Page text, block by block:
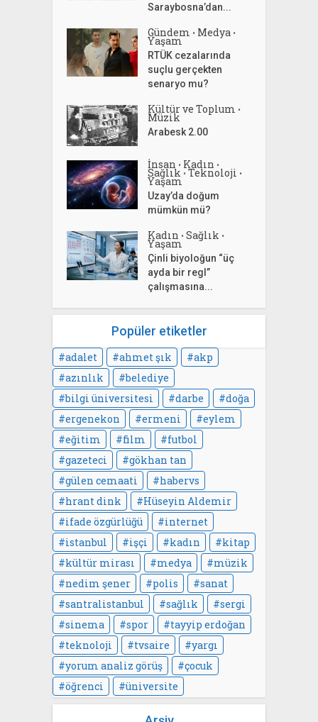
Saraybosna’dan...
Gündem • Medya •
Yaşam
RTÜK cezalarında
suçlu gerçekten
senaryo mu?
Kültür ve Toplum •
Müzik
Arabesk 2.00
İnsan • Kadın •
Sağlık • Teknoloji •
Yaşam
Uzay’da doğum
mümkün mü?
Kadın • Sağlık •
Yaşam
Çinli biyoloğun “üç
ayda bir regl”
çalışmasına...
Popüler etiketler
adalet ahmet şık
akp
azınlık
belediye
bilgi üniversitesi
darbe
doğa
ergenekon
ermeni
eylem
eğitim
film
futbol
gazeteci
gökhan tan
gülen cemaati
habervs
hrant dink
Hüseyin Aldemir
ifade özgürlüğü
internet
istanbul
işçi kadın
kitap
kültür mirası
medya
müzik
nedim şener
polis
sanat
santralistanbul
sağlık
sergi
sinema
spor
tayyip erdoğan
teknoloji
tvsaire
yargı
yorum analiz görüş
çocuk
öğrenci
üniversite